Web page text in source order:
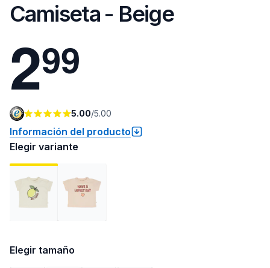
Camiseta - Beige
299
5.00/5.00
Información del producto
Elegir variante
Elegir tamaño